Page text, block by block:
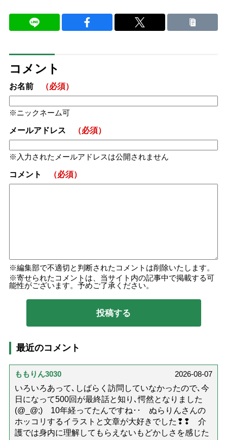
コメント
お名前 （必須）
ニックネーム可
メールアドレス （必須）
入力されたメールアドレスは公開されません
コメント （必須）
編集部で不適切と判断されたコメントは削除いたします。
寄せられたコメントは、当サイト内の記事中で掲載する可
能性がございます。予めご了承ください。
最近のコメント
ももりん3030
2026-08-07
いろいろあって､しばらく訪問していなかったので､今
日になって500回が最終話と知り､愕然となりました
(@_@;) 10年経ってたんですね･･ ぬらりんさんの
ホッコリするイラストと文章が大好きでした❢❢ 介
護では身内に理解してもらえないもどかしさを感じた